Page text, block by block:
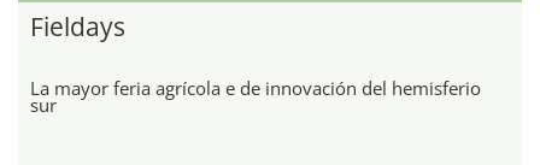
Fieldays
La mayor feria agrícola e de innovación del hemisferio
sur